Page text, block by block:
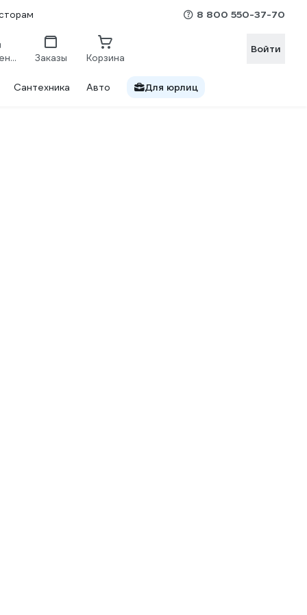
8 800 550-37-70
Сравнение Заказы Корзина
Войти
Сантехника Авто Для юрлиц